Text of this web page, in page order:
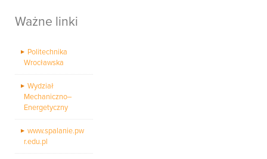
Ważne linki
Politechnika
Wrocławska
Wydział
Mechaniczno–
Energetyczny
www.spalanie.pw
r.edu.pl